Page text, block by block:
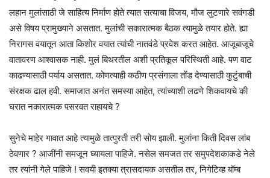
लहान मुलांसाठी जे साहित्य निर्माण होते त्यात सत्याचा विजय, मौज लुटणारे सवंगडी
असे विषय प्रामुख्याने असतात. मुलांची सकारात्मक बैठक त्यामुळे तयार होते. ह्या
निरागस वयातून आता किशोर वयात त्यांची नातवंडे प्रवेश करत आहेत. आजूबाजूचे
वातावरण आश्वासक नाही. मुलं बिथरतील अशी प्रतिकूल परिस्थिती आहे. पण वाट
काढण्यासाठी पर्याय असतात. कोणत्याही कठीण प्रसंगाला तोंड देण्यासाठी कुटुंबाची
संरक्षक ढाल हवी. समाजात अनंत समस्या आहेत, त्यांच्याशी लढणे शिकवायचे की
घरात नकारात्मक पसरवत राहायचे ?
सुनेचे माहेर गावात आहे त्यामुळे तात्पुरती तरी सोय झाली. मुलांना किती दिवस लांब
ठेवणार ? आजींनी समजून घ्यायला पाहिजे. नसेल समजत तर समुपदेशकाकडे नेले
तर त्यांनी गेले पाहिजे ! सवयी इतक्या त्रासदायक असतील तर, निगेटिव्ह बॉम्ब